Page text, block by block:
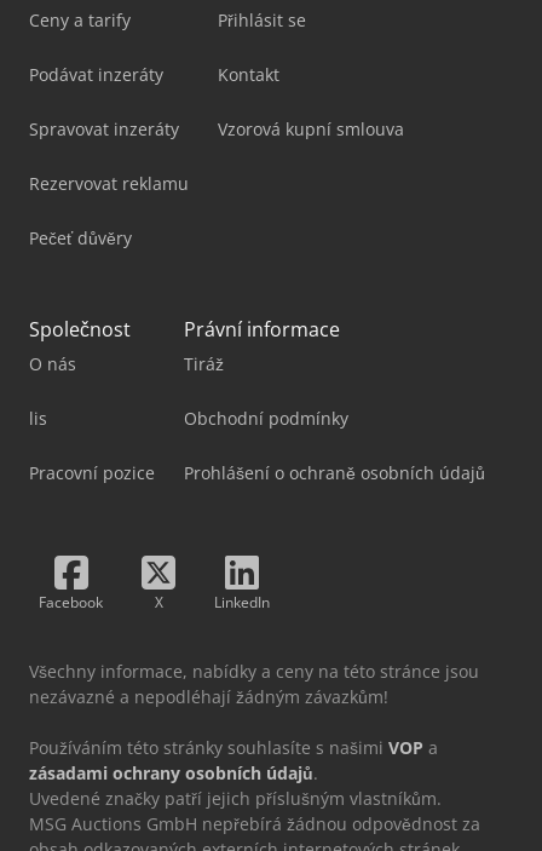
Ceny a tarify
Podávat inzeráty
Spravovat inzeráty
Rezervovat reklamu
Pečeť důvěry
Přihlásit se
Kontakt
Vzorová kupní smlouva
Společnost
O nás
lis
Pracovní pozice
Právní informace
Tiráž
Obchodní podmínky
Prohlášení o ochraně osobních údajů
Facebook X LinkedIn
Všechny informace, nabídky a ceny na této stránce jsou
nezávazné a nepodléhají žádným závazkům!
Používáním této stránky souhlasíte s našimi VOP a
zásadami ochrany osobních údajů.
Uvedené značky patří jejich příslušným vlastníkům.
MSG Auctions GmbH nepřebírá žádnou odpovědnost za